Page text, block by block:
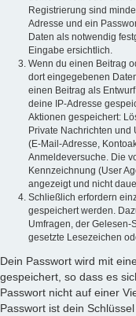
Registrierung sind
Adresse und ein
Daten als notwendig
Eingabe ersichtlich.
Wenn du einen Beitrag
dort eingegebenen
einen Beitrag als
deine IP-Adresse
Aktionen gespeichert:
Private Nachrichten
(E-Mail-Adresse,
Anmeldeversuche. Die
Kennzeichnung (User
angezeigt und nicht
Schließlich erfordern
gespeichert werden.
Umfragen, der
gesetzte Lesezeichen
Dein Passwort wird mit
gespeichert, so dass es
Passwort nicht auf einer
Passwort ist dein